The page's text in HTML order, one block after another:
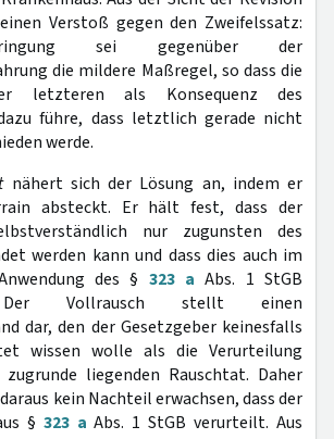
Verstoß gegen den Zweifelssatz:
sei gegenüber der
die mildere Maßregel, so dass die
letzteren als Konsequenz des
führe, dass letztlich gerade nicht
werde.
nähert sich der Lösung an, indem er
absteckt. Er hält fest, dass der
nur zugunsten des
werden kann und dass dies auch im
des § 323 a Abs. 1 StGB
Der Vollrausch stellt einen
dar, den der Gesetzgeber keinesfalls
wissen wolle als die Verurteilung
liegenden Rauschtat. Daher
kein Nachteil erwachsen, dass der
§ 323 a Abs. 1 StGB verurteilt. Aus